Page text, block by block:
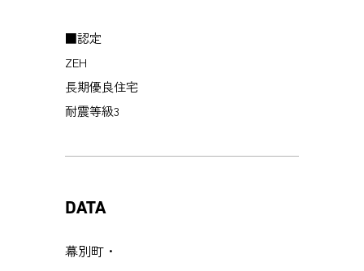
■認定
ZEH
長期優良住宅
耐震等級3
DATA
幕別町・